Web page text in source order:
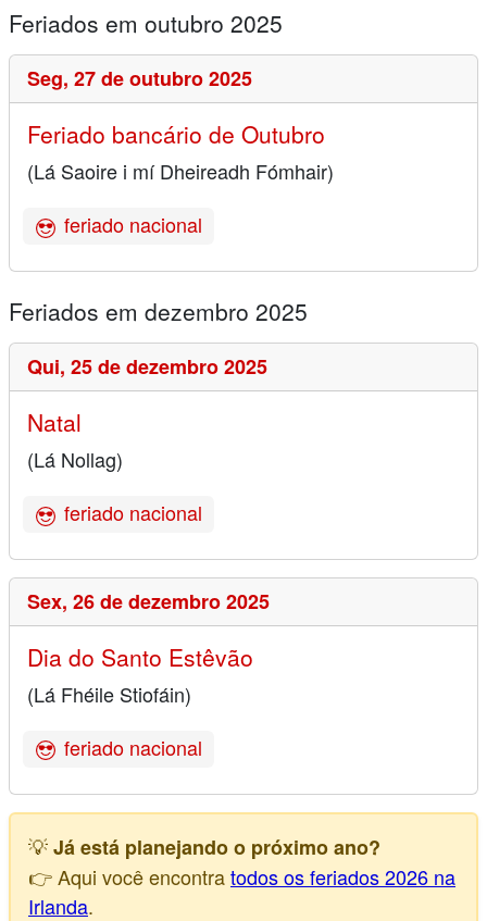
Feriados em outubro 2025
Seg, 27 de outubro 2025
Feriado bancário de Outubro
(Lá Saoire i mí Dheireadh Fómhair)
feriado nacional
Feriados em dezembro 2025
Qui, 25 de dezembro 2025
Natal
(Lá Nollag)
feriado nacional
Sex, 26 de dezembro 2025
Dia do Santo Estêvão
(Lá Fhéile Stiofáin)
feriado nacional
💡Já está planejando o próximo ano?
👉 Aqui você encontratodos os feriados 2026 na
Irlanda.